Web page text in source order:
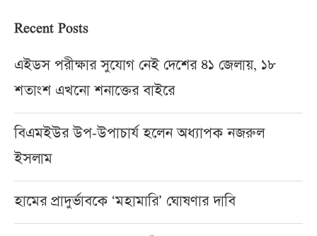
Recent Posts
এইডস পরীক্ষার সুযোগ নেই দেশের ৪১ জেলায়, ১৮
শতাংশ এখনো শনাক্তের বাইরে
বিএমইউর উপ-উপাচার্য হলেন অধ্যাপক নজরুল
ইসলাম
হামের প্রাদুর্ভাবকে ‘মহামারি’ ঘোষণার দাবি